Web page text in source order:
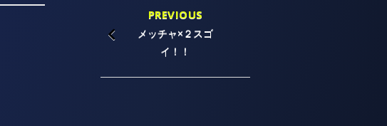
PREVIOUS
メッチャ×２スゴ
イ！！